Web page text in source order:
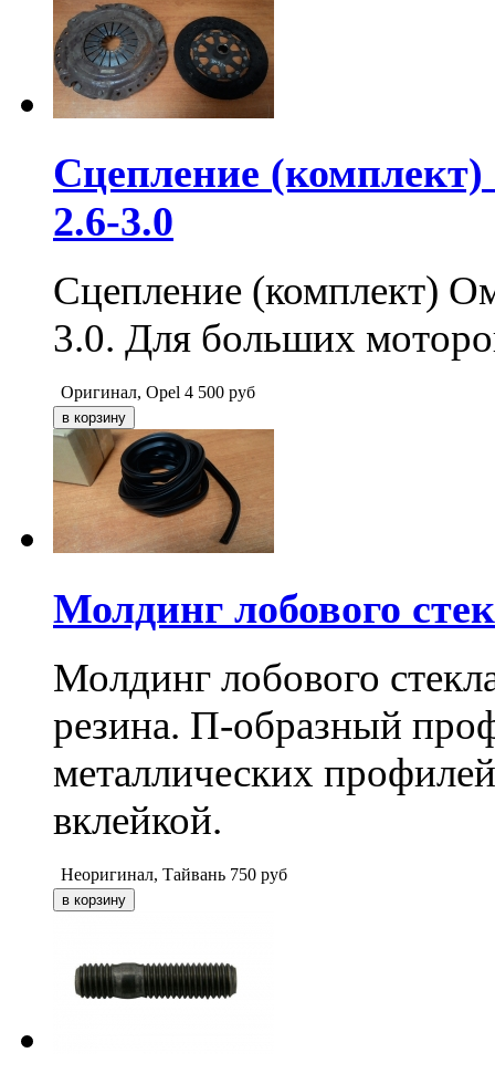
Сцепление
2.6-3.0
Сцепление (комплект)
3.0. Для больших
Оригинал, Opel 4 500 руб
Молдинг лобового
Молдинг лобового
резина. П-образный
металлических
вклейкой.
Неоригинал, Тайвань 750 руб